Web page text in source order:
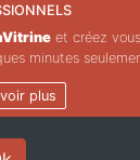
et créez
minutes
plus